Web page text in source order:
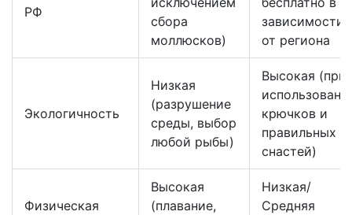
РФ
сбора
моллюсков)
зависимости
от региона
Экологичность
Низкая
(разрушение
среды, выбор
любой рыбы)
Высокая (при
крючков и
правильных
снастей)
Физическая
Высокая
(плавание,
Низкая/
Средняя